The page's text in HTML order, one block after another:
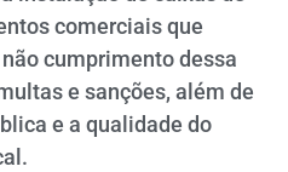
comerciais que
cumprimento dessa
e sanções, além de
e a qualidade do